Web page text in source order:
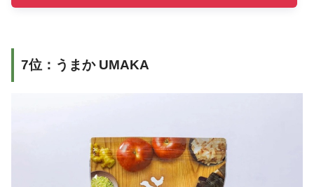
7位：うまか UMAKA